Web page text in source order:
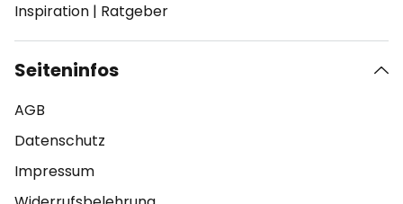
Inspiration | Ratgeber
Seiteninfos
AGB
Datenschutz
Impressum